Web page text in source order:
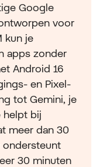
Google
voor
kun je
apps zonder
Android 16
en Pixel-
tot Gemini, je
helpt bij
meer dan 30
ondersteunt
30 minuten